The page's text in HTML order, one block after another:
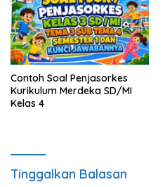
Contoh Soal Penjasorkes
Kurikulum Merdeka SD/MI
Kelas 4
Tinggalkan Balasan